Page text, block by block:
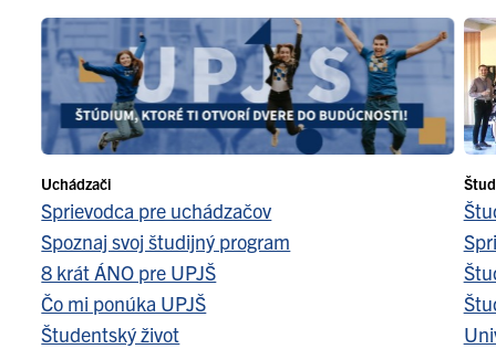
Uchádzači
Sprievodca pre uchádzačov
Spoznaj svoj študijný program
8 krát ÁNO pre UPJŠ
Čo mi ponúka UPJŠ
Študentský život